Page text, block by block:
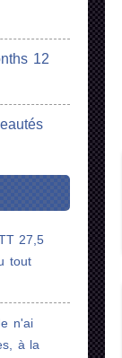
12
27,5
tout
n'ai
à la